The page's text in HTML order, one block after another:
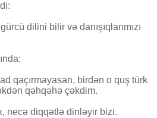
dilini bilir və danışıqlarımızı
qaçırmayasan, birdən o quş türk
qəhqəhə çəkdim.
necə diqqətlə dinləyir bizi.